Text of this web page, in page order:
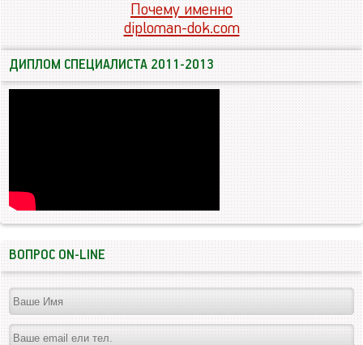
Почему именно
diploman-dok.com
ДИПЛОМ СПЕЦИАЛИСТА 2011-2013
ВОПРОС ON-LINE